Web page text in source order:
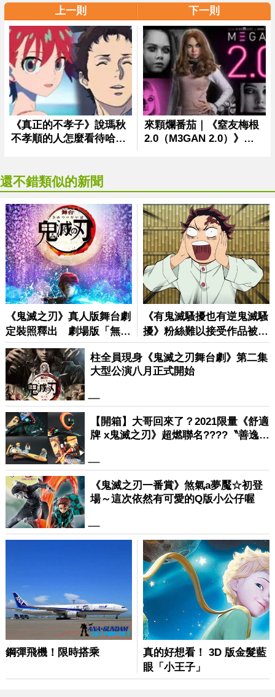
上一則 下一則
還不錯類似的新聞